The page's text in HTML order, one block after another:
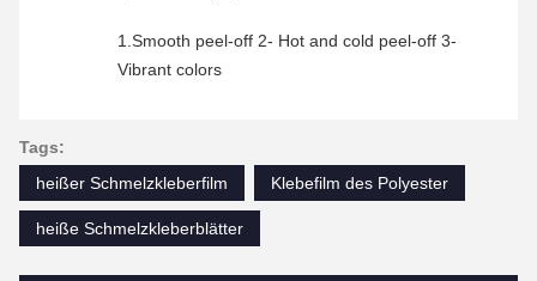
1.Smooth peel-off 2- Hot and cold peel-off 3-
Vibrant colors
Tags:
heißer Schmelzkleberfilm
Klebefilm des Polyester
heiße Schmelzkleberblätter